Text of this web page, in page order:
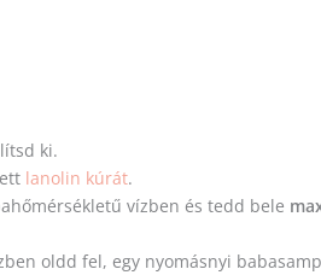
ki.
lanolin kúrát.
vízben és tedd bele
oldd fel, egy nyomásnyi